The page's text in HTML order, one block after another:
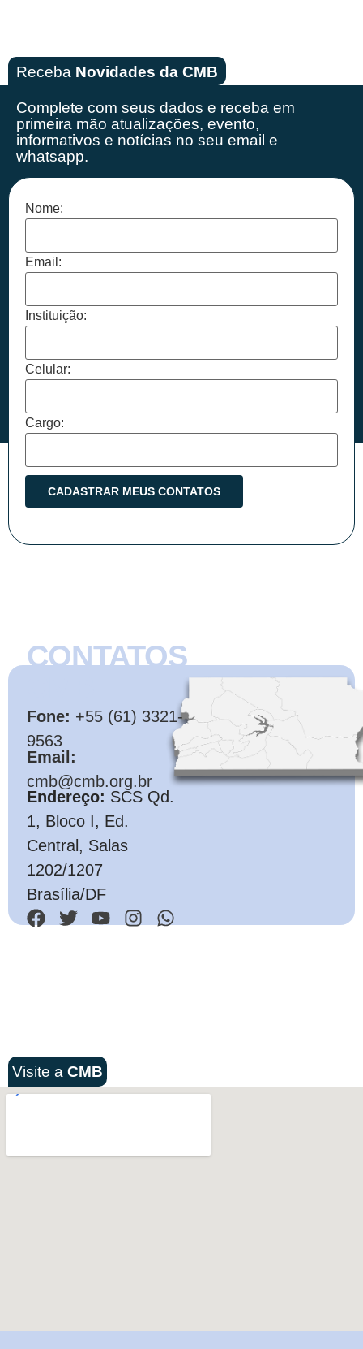
Receba Novidades da CMB
Complete com seus dados e receba em
primeira mão atualizações, evento,
informativos e notícias no seu email e
whatsapp.
Nome:
Email:
Instituição:
Celular:
Cargo:
CONTATOS
Fone: +55 (61) 3321-
9563
Email:
cmb@cmb.org.br
Endereço: SCS Qd.
1, Bloco I, Ed.
Central, Salas
1202/1207
Brasília/DF
Visite a CMB